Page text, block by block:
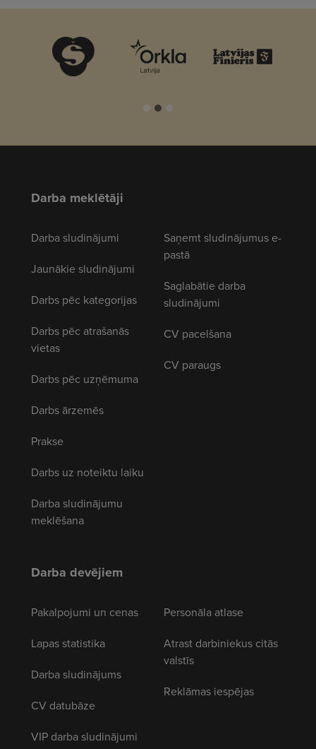
Darba meklētāji
Darba sludinājumi
Jaunākie sludinājumi
Darbs pēc kategorijas
Darbs pēc atrašanās
vietas
Darbs pēc uzņēmuma
Darbs ārzemēs
Prakse
Darbs uz noteiktu laiku
Darba sludinājumu
meklēšana
Saņemt sludinājumus e-
pastā
Saglabātie darba
sludinājumi
CV pacelšana
CV paraugs
Darba devējiem
Pakalpojumi un cenas
Lapas statistika
Darba sludinājums
CV datubāze
VIP darba sludinājumi
Personāla atlase
Atrast darbiniekus citās
valstīs
Reklāmas iespējas